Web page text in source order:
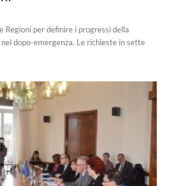
Regioni per definire i progressi della
dopo-emergenza. Le richieste in sette